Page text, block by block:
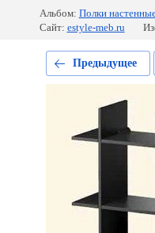
Альбом: Полки
Сайт: estyle-meb.ru
Предыдущее